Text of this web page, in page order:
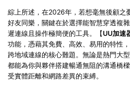
綜上所述，在2026年，若想毫無後顧之
好友同樂，關鍵在於選擇能智慧穿透複
遲連線且操作極簡便的工具。【UU加速
功能，憑藉其免費、高效、易用的特性
跨地域連線的核心難題。無論是熱門大
都能為你與夥伴搭建暢通無阻的溝通橋
受實體距離和網路差異的束縛。